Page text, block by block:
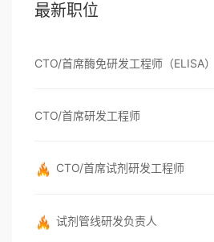
最新职位
CTO/首席酶免研发工程师（ELISA）
CTO/首席研发工程师
CTO/首席试剂研发工程师
试剂管线研发负责人